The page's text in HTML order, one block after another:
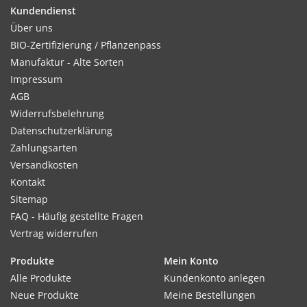
Kultur:
Reihenabstand 20–30 cm, in der Reihe 4–5 cm. Den Boden
nun nicht mehr zu feucht halten, sonst faulen Wurzeln und
Blätter werden gelb.
Standort:
An der Saatstelle sollte der Boden vorher tiefgründig
gelockert werden, um spätere Staunässe zu verhindern,
ansonsten anspruchslos.
Ernte / Blüte:
Ernte ca. 50–70 Tage nach der Aussaat. Im Winter Ernte aus
Kundendienst
Über uns
BIO-Zertifizierung / Pflanzenpass
Manufaktur - Alte Sorten
Impressum
AGB
Widerrufsbelehrung
Datenschutzerklärung
Zahlungsarten
Versandkosten
Kontakt
Sitemap
FAQ - Häufig gestellte Fragen
Vertrag widerrufen
Produkte
Alle Produkte
Neue Produkte
Mein Konto
Kundenkonto anlegen
Meine Bestellungen